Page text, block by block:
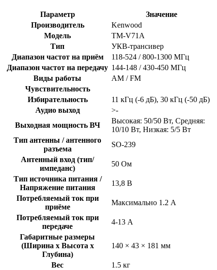
Параметр
Значение
Производитель
Kenwood
Модель
TM-V71A
Тип
УКВ-трансивер
Диапазон частот на приём
118-524 / 800-1300 МГц
Диапазон частот на передачу 144-148 / 430-450 МГц
Виды работы
AM / FM
Чувствительность
Избирательность
11 кГц (-6 дБ), 30 кГц (-50 дБ)
Аудио выход
>-
Выходная мощность ВЧ
Высокая: 50/50 Вт, Средняя:
10/10 Вт, Низкая: 5/5 Вт
Тип антенны / антенного
разъема
SO-239
Антенный вход (тип/
импеданс)
50 Ом
Тип источника питания /
Напряжение питания
13,8 В
Потребляемый ток при
приёме
Максимально 1.2 А
Потребляемый ток при
передаче
4-13 А
Габаритные размеры
(Ширина x Высота x
Глубина)
140 × 43 × 181 мм
Вес
1.5 кг